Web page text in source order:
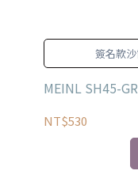
簽名款
MEINL SH45-
NT$530